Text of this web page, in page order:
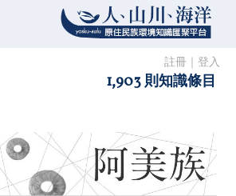
註冊 登入
1,903 則知識條目